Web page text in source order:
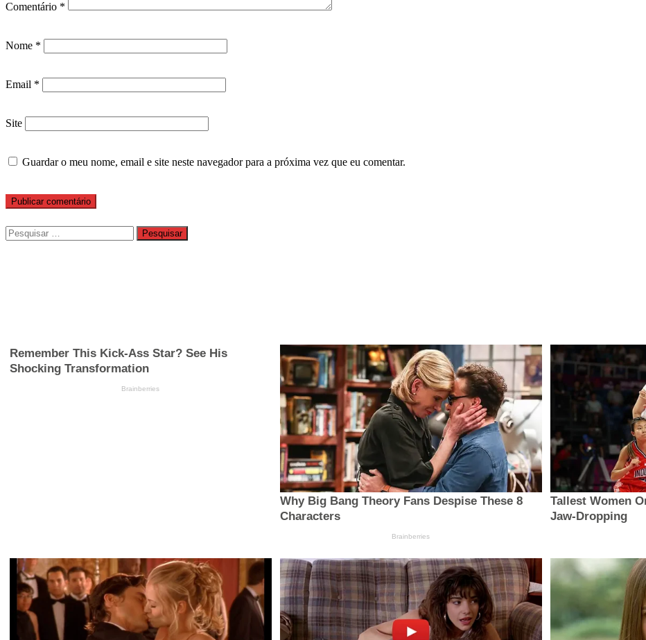
Comentário *
Nome *
Email *
Site
Guardar o meu nome, email e site neste navegador para a próxima vez que eu comentar.
Pesquisar
por: